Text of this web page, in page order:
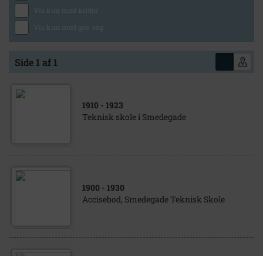
Vis kun med kilder
Vis kun med geo-tag
Side 1 af 1
1910 - 1923
Teknisk skole i Smedegade
1900 - 1930
Accisebod, Smedegade Teknisk Skole